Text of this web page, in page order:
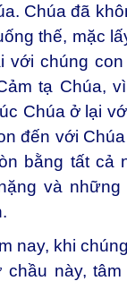
Chúa đã
thế, mặc
với chúng con
tạ Chúa,
Chúa ở lại
đến với
bằng tất cả
và
nay, khi
chầu này,